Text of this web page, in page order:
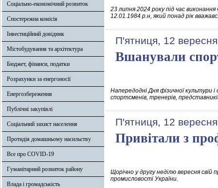
Соціально-економічний розвиток
Спостережна комісія
Інвестиційний довідник
Містобудування та архітектура
Бюджет, фінанси, податки
Розрахунки за енергоносії
Енергозбереження
Публічні закупівлі
Соціальний захист населення
Протидія домашньому насильству
Все про COVID-19
Гуманітарний розвиток району
Влада і громадськість
23 липня 2024 року під час
12.01.1984 р.н, який понад рік
П'ятниця, 12
Вшанували
Напередодні Дня фізичної культури
спортсменів, тренерів,
П'ятниця, 12
Привітали з
Щорічно у другу неділю вересня
промисловості України.